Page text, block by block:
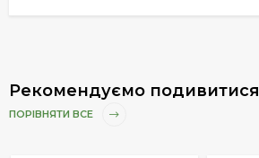
Рекомендуємо подивитися
ПОРІВНЯТИ ВСЕ